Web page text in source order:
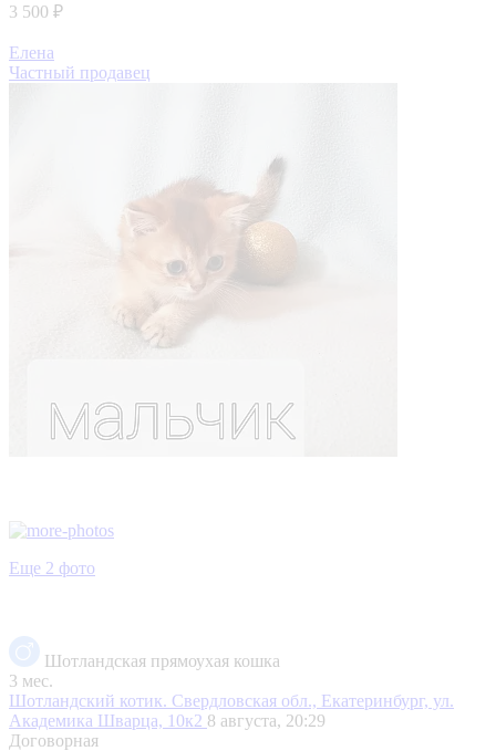
3 500 ₽
Елена
Частный продавец
Еще 2 фото
Шотландская прямоухая кошка
3 мес.
Шотландский котик. Свердловская обл., Екатеринбург, ул.
Академика Шварца, 10к2 8 августа, 20:29
Договорная